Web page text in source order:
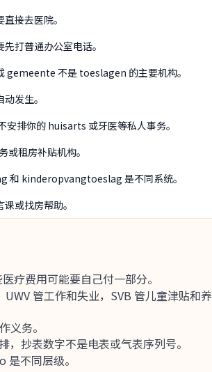
接去医院。
打普通办公室电话。
gemeente 不是 toeslagen 的主要机构。
发生。
排你的 huisarts 或牙医等私人事务。
或租房补贴机构。
和 kinderopvangtoeslag 是不同系统。
或找房帮助。
疗费用可能要自己付一部分。
管工作和失业，SVB 管儿童津贴和养
义务。
抄表数字不是电表或气表序列号。
不同层级。